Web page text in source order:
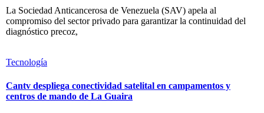
La Sociedad Anticancerosa de Venezuela (SAV) apela al
compromiso del sector privado para garantizar la continuidad del
diagnóstico precoz,
Tecnología
Cantv despliega conectividad satelital en campamentos y
centros de mando de La Guaira